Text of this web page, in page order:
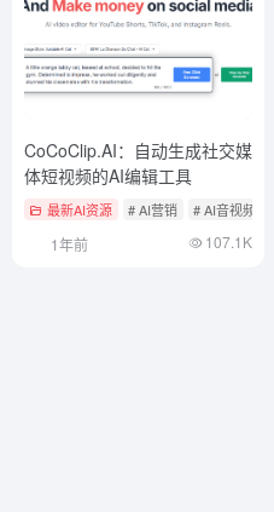
CoCoClip.AI：自动生成社交媒
体短视频的AI编辑工具
最新AI资源 # AI营销 # AI音视频编辑
1年前 107.1K